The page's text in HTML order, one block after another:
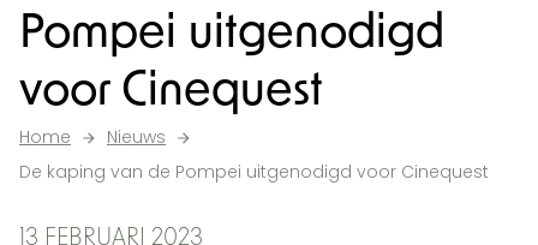
Pompei uitgenodigd
voor Cinequest
Home
Nieuws
De kaping van de Pompei uitgenodigd voor Cinequest
13 FEBRUARI 2023